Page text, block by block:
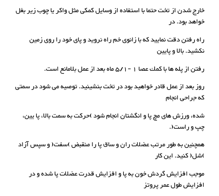
خارج شدن از تخت حتما با استفاده از وسایل کمکی مثل واکر یا چوب زیر بغل
خواهد بود. در
راه رفتن دقت نمایید که با زانوی خم راه نروید و پای خود را روی زمین
نکشید. بالا و پایین
رفتن از پله ها با کمك عصا 1 -5/1 ماه بعد از عمل بلامانع است.
روز بعد از عمل قادر خواهید بود در تخت بنشینید. توصیه می شود در سمتی
که جراحی انجام
شده، ورزش های مچ پا و انگشتان انجام شود )حرکت به سمت بالا، پا یین،
چپ و راست(.
همچنین به طور مرتب عضلات ران و ساق پا را منقبض )سفت( و سپس آزاد
)شل( کنید. این کار
موجب افزایش گردش خون به پا و افزایش قدرت عضلات پا شده و در
افزایش طول عمر پروتز